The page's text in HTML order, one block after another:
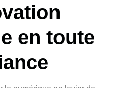
en toute